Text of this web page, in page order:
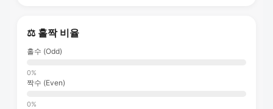
⚖️ 홀짝 비율
홀수 (Odd)
0%
짝수 (Even)
0%